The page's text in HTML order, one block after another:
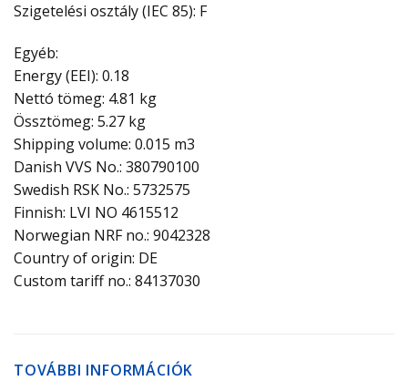
Szigetelési osztály (IEC 85): F
Egyéb:
Energy (EEI): 0.18
Nettó tömeg: 4.81 kg
Össztömeg: 5.27 kg
Shipping volume: 0.015 m3
Danish VVS No.: 380790100
Swedish RSK No.: 5732575
Finnish: LVI NO 4615512
Norwegian NRF no.: 9042328
Country of origin: DE
Custom tariff no.: 84137030
TOVÁBBI INFORMÁCIÓK